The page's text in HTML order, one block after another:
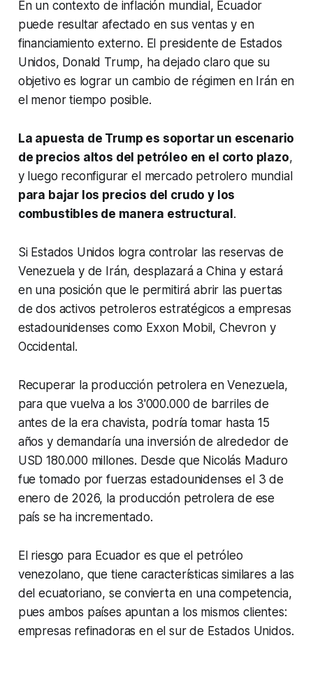
En un contexto de inflación mundial, Ecuador
puede resultar afectado en sus ventas y en
financiamiento externo. El presidente de Estados
Unidos, Donald Trump, ha dejado claro que su
objetivo es lograr un cambio de régimen en Irán en
el menor tiempo posible.
La apuesta de Trump es soportar un escenario
de precios altos del petróleo en el corto plazo,
y luego reconfigurar el mercado petrolero mundial
para bajar los precios del crudo y los
combustibles de manera estructural .
Si Estados Unidos logra controlar las reservas de
Venezuela y de Irán, desplazará a China y estará
en una posición que le permitirá abrir las puertas
de dos activos petroleros estratégicos a empresas
estadounidenses como Exxon Mobil, Chevron y
Occidental.
Recuperar la producción petrolera en Venezuela,
para que vuelva a los 3'000.000 de barriles de
antes de la era chavista, podría tomar hasta 15
años y demandaría una inversión de alrededor de
USD 180.000 millones. Desde que Nicolás Maduro
fue tomado por fuerzas estadounidenses el 3 de
enero de 2026, la producción petrolera de ese
país se ha incrementado.
El riesgo para Ecuador es que el petróleo
venezolano, que tiene características similares a las
del ecuatoriano, se convierta en una competencia,
pues ambos países apuntan a los mismos clientes:
empresas refinadoras en el sur de Estados Unidos.